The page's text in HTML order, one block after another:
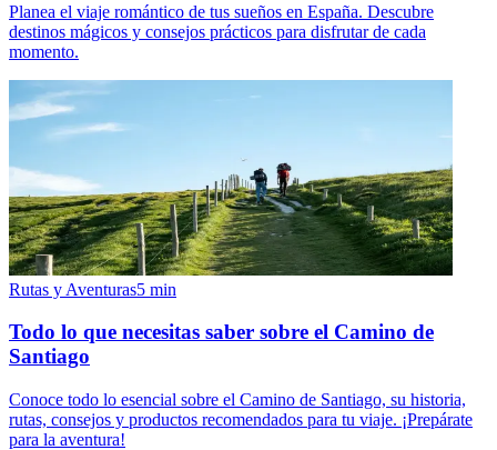
Planea el viaje romántico de tus sueños en España. Descubre
destinos mágicos y consejos prácticos para disfrutar de cada
momento.
Rutas y Aventuras5 min
Todo lo que necesitas saber sobre el Camino de
Santiago
Conoce todo lo esencial sobre el Camino de Santiago, su historia,
rutas, consejos y productos recomendados para tu viaje. ¡Prepárate
para la aventura!